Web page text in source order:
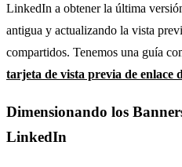
LinkedIn a obtener la última
antigua y actualizando la vista
compartidos. Tenemos una guía
tarjeta de vista previa de enlace
Dimensionando los
LinkedIn